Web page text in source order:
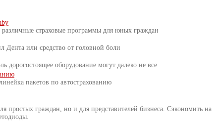
различные страховые программы для юных граждан
Дента или средство от головной боли
дорогостоящее оборудование могут далеко не все
пакетов по автострахованию
простых граждан, но и для представителей бизнеса. Сэкономить на